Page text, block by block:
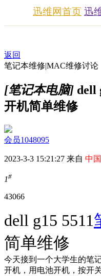
迅维网首页 迅
返回
笔记本维修|MAC维修讨论
[笔记本电脑] dell
开机简单维修
会员1048095
2023-3-3 15:21:27 来自 中国
1#
43066
dell g15 5511
简单维修
今天接到一个大学生的笔
开机，用电池开机，按开